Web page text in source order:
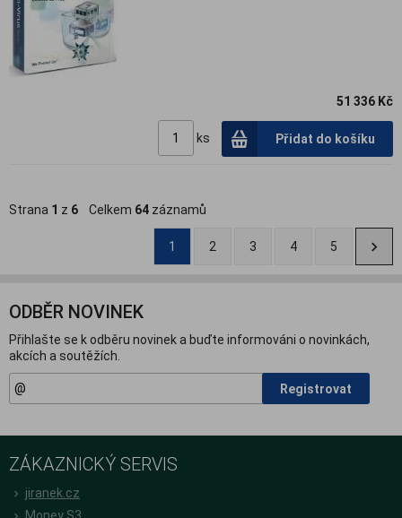
51 336 Kč
ks Přidat do košíku
Strana 1 z 6 Celkem 64 záznamů
1 2 3 4 5
ODBĚR NOVINEK
Přihlašte se k odběru novinek a buďte informováni o novinkách,
akcích a soutěžích.
Registrovat
ZÁKAZNICKÝ SERVIS
jiranek.cz